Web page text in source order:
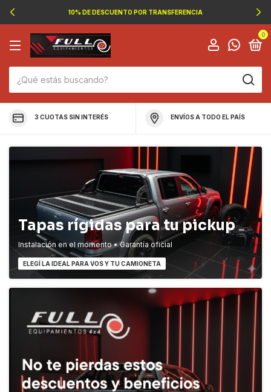
10% DE DESCUENTO POR TRANSFERENCIA
0
3 CUOTAS SIN INTERÉS ENVÍOS A TODO EL PAÍS
Tapas rígidas para tu pickup
Instalación en el momento • Garantía oficial
ELEGÍ LA IDEAL PARA VOS Y TU CAMIONETA